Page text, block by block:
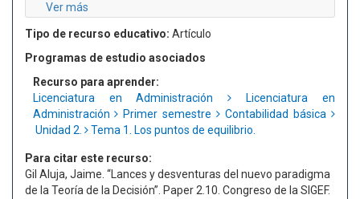
Ver más
Tipo de recurso educativo: Artículo
Programas de estudio asociados
Recurso para aprender:
Licenciatura en Administración
Licenciatura en
Administración
Primer semestre
Contabilidad básica
Unidad 2.
Tema 1. Los puntos de equilibrio.
Para citar este recurso:
Gil Aluja, Jaime. “Lances y desventuras del nuevo paradigma
de la Teoría de la Decisión”. Paper 2.10. Congreso de la SIGEF.